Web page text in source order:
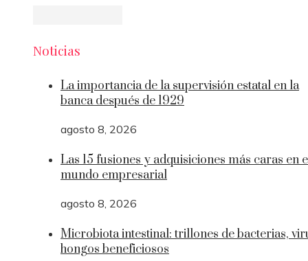
Noticias
La importancia de la supervisión estatal en la
banca después de 1929
agosto 8, 2026
Las 15 fusiones y adquisiciones más caras en
mundo empresarial
agosto 8, 2026
Microbiota intestinal: trillones de bacterias,
hongos beneficiosos